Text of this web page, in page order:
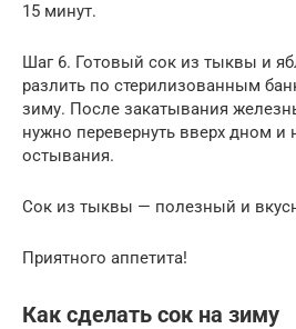
15 минут.
Шаг 6. Готовый сок из тыквы и
разлить по стерилизованным
зиму. После закатывания
нужно перевернуть вверх дном
остывания.
Сок из тыквы — полезный и
Приятного аппетита!
Как сделать сок на зиму